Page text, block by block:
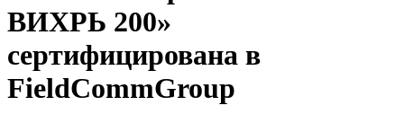
ВИХРЬ 200»
сертифицирована в
FieldCommGroup